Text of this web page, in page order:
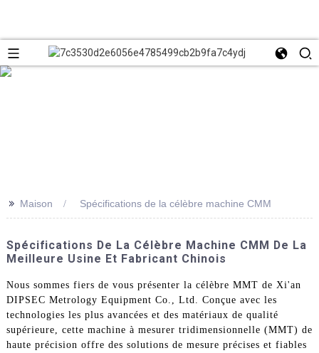
>> Maison Spécifications de la célèbre machine CMM
Spécifications De La Célèbre Machine CMM De La
Meilleure Usine Et Fabricant Chinois
Nous sommes fiers de vous présenter la célèbre MMT de Xi'an
DIPSEC Metrology Equipment Co., Ltd. Conçue avec les
technologies les plus avancées et des matériaux de qualité
supérieure, cette machine à mesurer tridimensionnelle (MMT) de
haute précision offre des solutions de mesure précises et fiables